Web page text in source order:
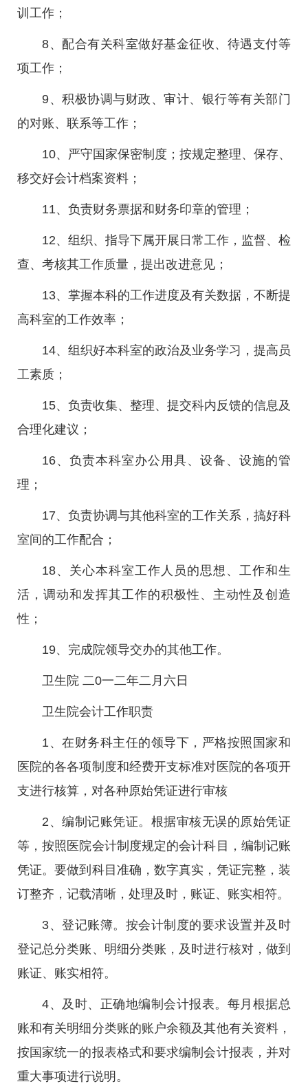
训工作；
8、配合有关科室做好基金征收、待遇支付等
项工作；
9、积极协调与财政、审计、银行等有关部门
的对账、联系等工作；
10、严守国家保密制度；按规定整理、保存、
移交好会计档案资料；
11、负责财务票据和财务印章的管理；
12、组织、指导下属开展日常工作，监督、检
查、考核其工作质量，提出改进意见；
13、掌握本科的工作进度及有关数据，不断提
高科室的工作效率；
14、组织好本科室的政治及业务学习，提高员
工素质；
15、负责收集、整理、提交科内反馈的信息及
合理化建议；
16、负责本科室办公用具、设备、设施的管
理；
17、负责协调与其他科室的工作关系，搞好科
室间的工作配合；
18、关心本科室工作人员的思想、工作和生
活，调动和发挥其工作的积极性、主动性及创造
性；
19、完成院领导交办的其他工作。
卫生院 二0一二年二月六日
卫生院会计工作职责
1、在财务科主任的领导下，严格按照国家和
医院的各各项制度和经费开支标准对医院的各项开
支进行核算，对各种原始凭证进行审核
2、编制记账凭证。根据审核无误的原始凭证
等，按照医院会计制度规定的会计科目，编制记账
凭证。要做到科目准确，数字真实，凭证完整，装
订整齐，记载清晰，处理及时，账证、账实相符。
3、登记账簿。按会计制度的要求设置并及时
登记总分类账、明细分类账，及时进行核对，做到
账证、账实相符。
4、及时、正确地编制会计报表。每月根据总
账和有关明细分类账的账户余额及其他有关资料，
按国家统一的报表格式和要求编制会计报表，并对
重大事项进行说明。